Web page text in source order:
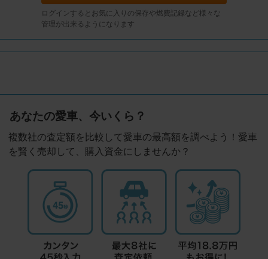
ログインするとお気に入りの保存や燃費記録など様々な
管理が出来るようになります
あなたの愛車、今いくら？
複数社の査定額を比較して愛車の最高額を調べよう！愛車
を賢く売却して、購入資金にしませんか？